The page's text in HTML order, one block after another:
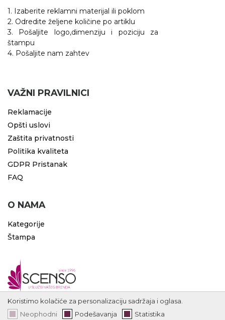
1. Izaberite reklamni materijal ili poklom
2. Odredite željene količine po artiklu
3. Pošaljite logo,dimenziju i poziciju za
štampu
4. Pošaljite nam zahtev
VAŽNI PRAVILNICI
Reklamacije
Opšti uslovi
Zaštita privatnosti
Politika kvaliteta
GDPR Pristanak
FAQ
O NAMA
Kategorije
Štampa
Koristimo kolačiće za personalizaciju sadržaja i oglasa.
Neophodni
Podešavanja Statistika